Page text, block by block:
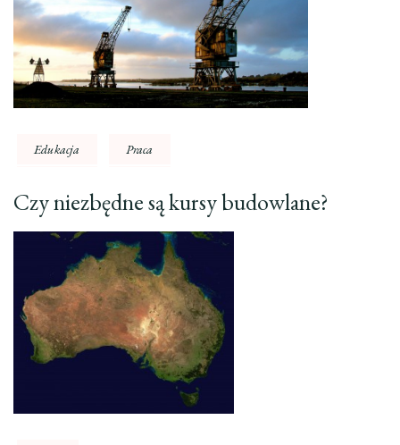
Edukacja Praca
Czy niezbędne są kursy budowlane?